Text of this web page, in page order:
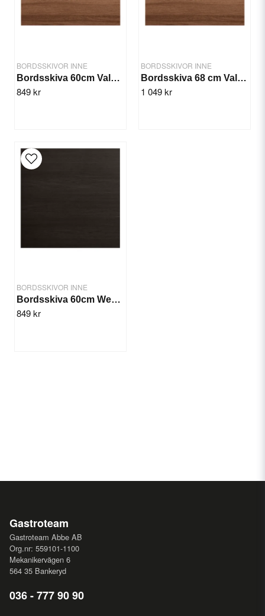
BORDSSKIVOR INNE
Bordsskiva 60cm Valnöt
849 kr
BORDSSKIVOR INNE
Bordsskiva 68 cm Valnöt
1 049 kr
BORDSSKIVOR INNE
Bordsskiva 60cm Wenge
849 kr
Gastroteam
Gastroteam Abbe AB
Org.nr: 559101-1100
Mekanikervägen 6
564 35 Bankeryd
036 - 777 90 90